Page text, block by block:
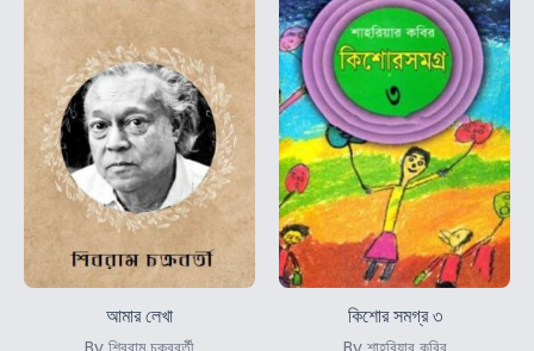
আমার লেখা কিশোর সমগ্র ৩